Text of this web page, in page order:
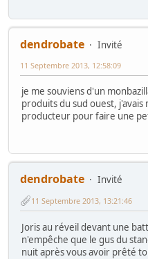
dendrobate
Invité
11 Septembre 2013, 12:58:09
je me souviens d'un
produits du sud ouest,
producteur pour faire une
dendrobate
Invité
11 Septembre 2013, 13:21:46
Joris au réveil devant une
n'empêche que le gus du
nuit après vous avoir prêté